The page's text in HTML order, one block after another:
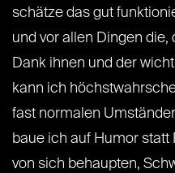
schätze das gut
und vor allen Dingen die,
Dank ihnen und der
kann ich
fast normalen
baue ich auf Humor statt
von sich behaupten,